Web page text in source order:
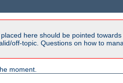
here should be pointed
off-topic. Questions on how to
moment.